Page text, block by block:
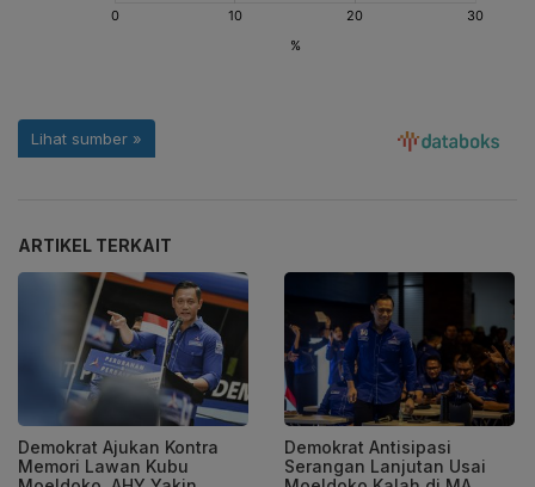
ARTIKEL TERKAIT
Demokrat Ajukan Kontra
Memori Lawan Kubu
Demokrat Antisipasi
Serangan Lanjutan Usai